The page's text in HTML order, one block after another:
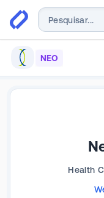
NEO
Health